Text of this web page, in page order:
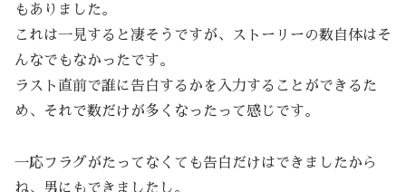
もありました。
これは一見すると凄そうですが、ストーリーの数自体はそ
んなでもなかったです。
ラスト直前で誰に告白するかを入力することができるた
め、それで数だけが多くなったって感じです。
一応フラグがたってなくても告白だけはできましたから
ね、男にもできましたし。